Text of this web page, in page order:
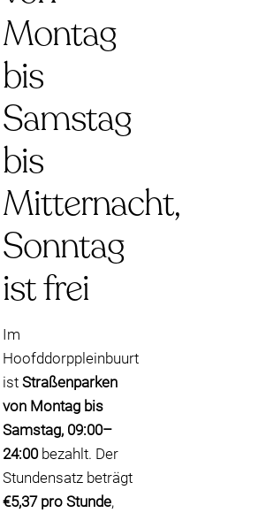
Montag
bis
Samstag
bis
Mitternacht,
Sonntag
ist frei
Im
Hoofddorppleinbuurt
ist Straßenparken
von Montag bis
Samstag, 09:00–
24:00bezahlt. Der
Stundensatz beträgt
€5,37 pro Stunde,